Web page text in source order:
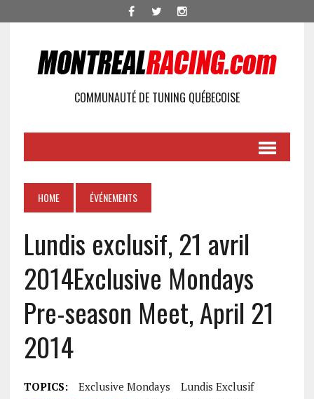
COMMUNAUTÉ DE TUNING QUÉBECOISE
HOME ÉVÉNEMENTS
Lundis exclusif, 21 avril
2014Exclusive Mondays
Pre-season Meet, April 21
2014
TOPICS: Exclusive Mondays Lundis Exclusif